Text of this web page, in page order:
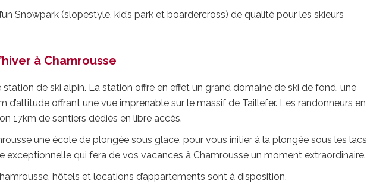
Snowpark (slopestyle, kid’s park et boardercross) de qualité pour les skieurs
à Chamrousse
station de ski alpin. La station offre en effet un grand domaine de ski de fond, une
d’altitude offrant une vue imprenable sur le massif de Taillefer. Les randonneurs en
17km de sentiers dédiés en libre accès.
une école de plongée sous glace, pour vous initier à la plongée sous les lacs
exceptionnelle qui fera de vos vacances à Chamrousse un moment extraordinaire.
hôtels et locations d’appartements sont à disposition.